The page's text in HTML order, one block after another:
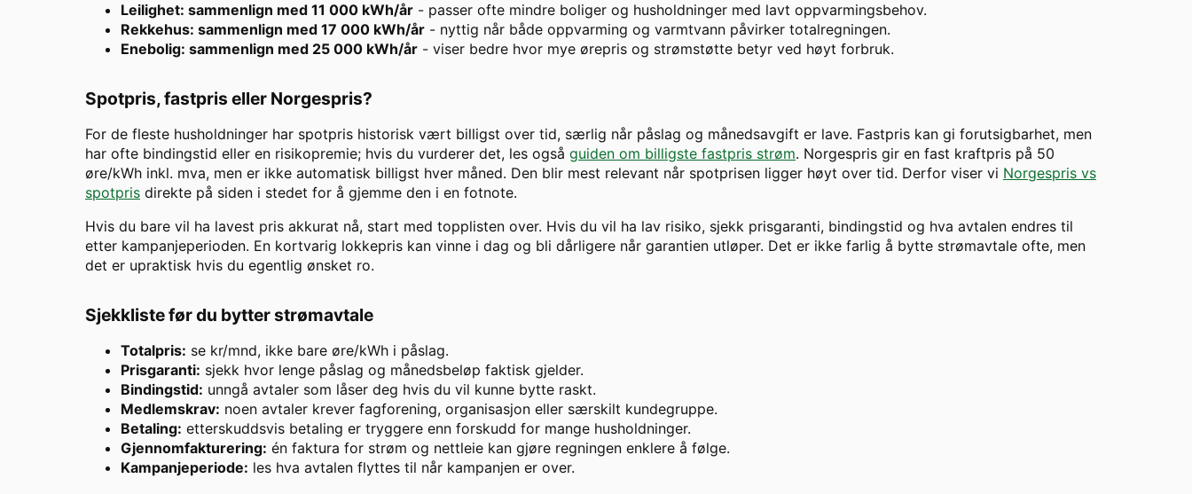
Leilighet: sammenlign med 11 000 kWh/år - passer ofte mindre boliger og husholdninger med lavt oppvarmingsbehov.
Rekkehus: sammenlign med 17 000 kWh/år - nyttig når både oppvarming og varmtvann påvirker totalregningen.
Enebolig: sammenlign med 25 000 kWh/år - viser bedre hvor mye ørepris og strømstøtte betyr ved høyt forbruk.
Spotpris, fastpris eller Norgespris?
For de fleste husholdninger har spotpris historisk vært billigst over tid, særlig når påslag og månedsavgift er lave. Fastpris kan gi forutsigbarhet, men
har ofte bindingstid eller en risikopremie; hvis du vurderer det, les også guiden om billigste fastpris strøm. Norgespris gir en fast kraftpris på 50
øre/kWh inkl. mva, men er ikke automatisk billigst hver måned. Den blir mest relevant når spotprisen ligger høyt over tid. Derfor viser vi Norgespris vs
spotpris direkte på siden i stedet for å gjemme den i en fotnote.
Hvis du bare vil ha lavest pris akkurat nå, start med topplisten over. Hvis du vil ha lav risiko, sjekk prisgaranti, bindingstid og hva avtalen endres til
etter kampanjeperioden. En kortvarig lokkepris kan vinne i dag og bli dårligere når garantien utløper. Det er ikke farlig å bytte strømavtale ofte, men
det er upraktisk hvis du egentlig ønsket ro.
Sjekkliste før du bytter strømavtale
Totalpris: se kr/mnd, ikke bare øre/kWh i påslag.
Prisgaranti: sjekk hvor lenge påslag og månedsbeløp faktisk gjelder.
Bindingstid: unngå avtaler som låser deg hvis du vil kunne bytte raskt.
Medlemskrav: noen avtaler krever fagforening, organisasjon eller særskilt kundegruppe.
Betaling: etterskuddsvis betaling er tryggere enn forskudd for mange husholdninger.
Gjennomfakturering: én faktura for strøm og nettleie kan gjøre regningen enklere å følge.
Kampanjeperiode: les hva avtalen flyttes til når kampanjen er over.